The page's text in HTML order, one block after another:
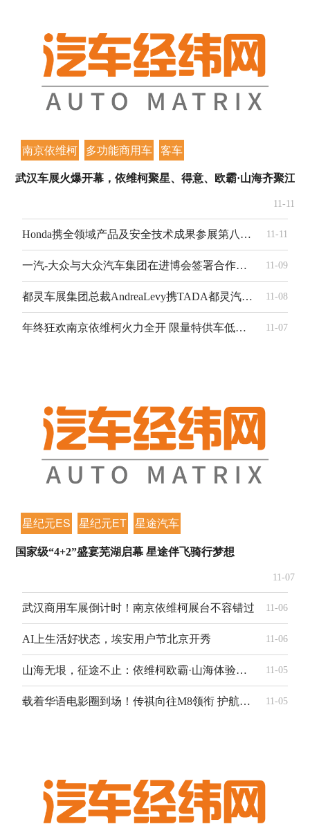
南京依维柯 多功能商用车 客车
武汉车展火爆开幕，依维柯聚星、得意、欧霸·山海齐聚江城
11-11
Honda携全领域产品及安全技术成果参展第八届进口博览会 11-11
一汽-大众与大众汽车集团在进博会签署合作备忘录 11-09
都灵车展集团总裁AndreaLevy携TADA都灵汽车设计奖代表团莅临长安汽车参访交流 11-08
年终狂欢南京依维柯火力全开 限量特供车低至8.99万元起 11-07
星纪元ES 星纪元ET 星途汽车
国家级“4+2”盛宴芜湖启幕 星途伴飞骑行梦想
11-07
武汉商用车展倒计时！南京依维柯展台不容错过 11-06
AI上生活好状态，埃安用户节北京开秀 11-06
山海无垠，征途不止：依维柯欧霸·山海体验营第四期于吉山奏响探索乐章 11-05
11-05